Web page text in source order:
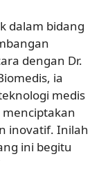
dalam bidang
dengan Dr.
ia
medis
inovatif. Inilah
ini begitu